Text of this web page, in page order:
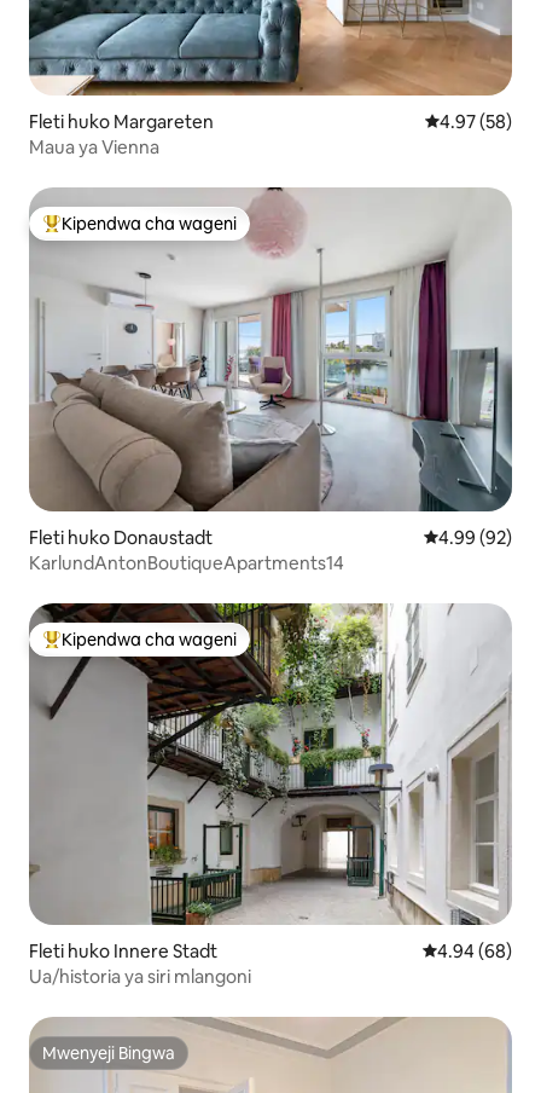
Fleti huko Margareten Ukadiriaji wa
4.97 (58)
Maua ya Vienna
Kipendwa maarufu cha wageni
Kipendwa cha wageni
Fleti huko Donaustadt Ukadiriaji wa
4.99 (92)
KarlundAntonBoutiqueApartments14
Kipendwa maarufu cha wageni
Kipendwa cha wageni
Fleti huko Innere Stadt Ukadiriaji wa
4.94 (68)
Ua/historia ya siri mlangoni
Mwenyeji Bingwa
Mwenyeji Bingwa